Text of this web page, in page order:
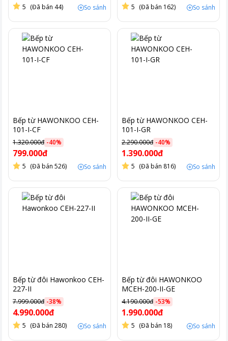
5 (Đã bán 44) So sánh 5 (Đã bán 162) So sánh
Bếp từ HAWONKOO CEH-
101-I-CF
1.320.000đ -40%
799.000đ
5 (Đã bán 526) So sánh
Bếp từ HAWONKOO CEH-
101-I-GR
2.290.000đ -40%
1.390.000đ
5 (Đã bán 816) So sánh
Bếp từ đôi Hawonkoo CEH-
227-II
7.999.000đ -38%
4.990.000đ
5 (Đã bán 280) So sánh
Bếp từ đôi HAWONKOO
MCEH-200-II-GE
4.190.000đ -53%
1.990.000đ
5 (Đã bán 18) So sánh